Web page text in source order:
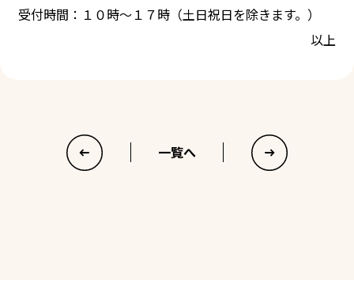
受付時間：１０時～１７時（土日祝日を除きます。）
以上
一覧へ